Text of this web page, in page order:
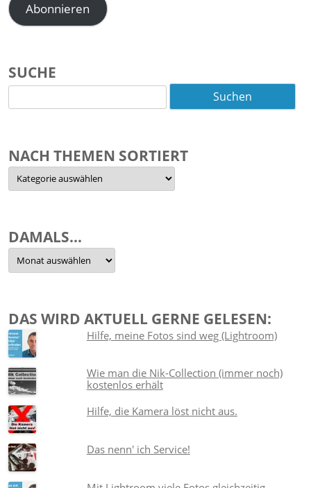
Abonnieren
SUCHE
nach:
NACH THEMEN SORTIERT
Nach
Themen
sortiert
DAMALS…
Damals…
DAS WIRD AKTUELL GERNE GELESEN:
Hilfe, meine Fotos sind weg (Lightroom)
Wie man die Nik-Collection (immer noch)
kostenlos erhält
Hilfe, die Kamera löst nicht aus.
Das nenn' ich Service!